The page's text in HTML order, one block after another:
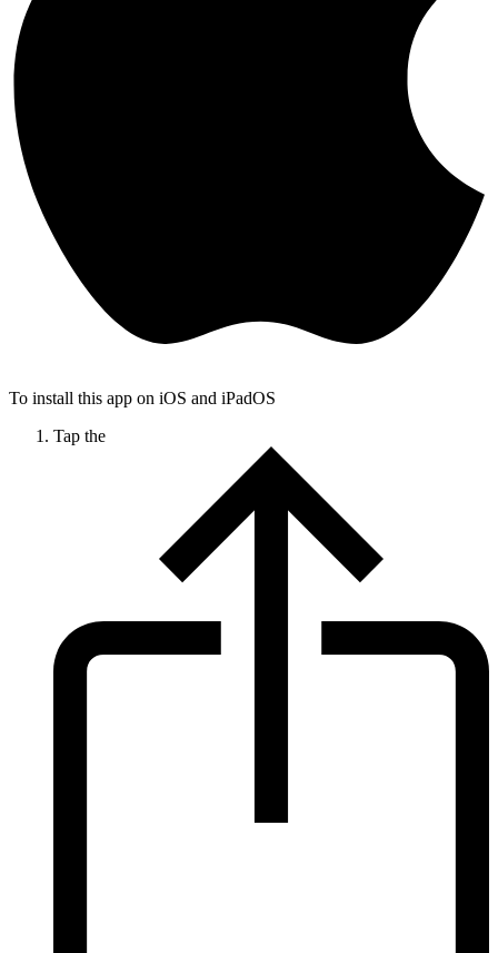
To install this app on iOS and iPadOS
Tap the